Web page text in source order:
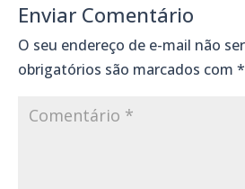
Enviar Comentário
O seu endereço de e-mail não
obrigatórios são marcados com *